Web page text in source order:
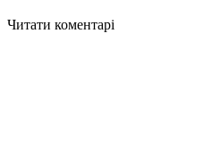
Читати коментарі